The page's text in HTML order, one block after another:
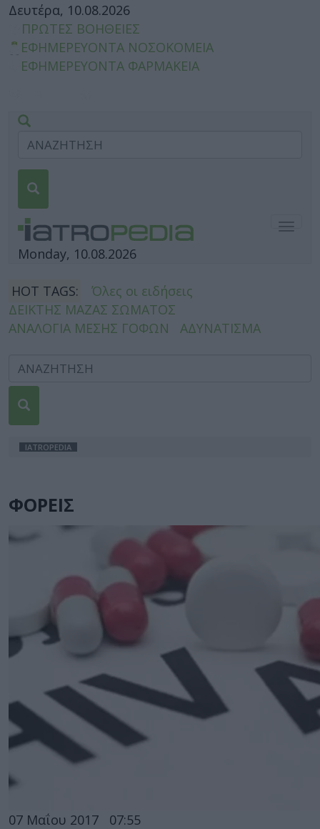
Δευτέρα, 10.08.2026
ΠΡΩΤΕΣ ΒΟΗΘΕΙΕΣ
ΕΦΗΜΕΡΕΥΟΝΤΑ ΝΟΣΟΚΟΜΕΙΑ
ΕΦΗΜΕΡΕΥΟΝΤΑ ΦΑΡΜΑΚΕΙΑ
Monday, 10.08.2026
HOT TAGS:
Όλες οι ειδήσεις
ΔΕΙΚΤΗΣ ΜΑΖΑΣ ΣΩΜΑΤΟΣ
ΑΝΑΛΟΓΙΑ ΜΕΣΗΣ ΓΟΦΩΝ
ΑΔΥΝΑΤΙΣΜΑ
IATROPEDIA
ΦΟΡΕΙΣ
07 Μαΐου 2017 07:55